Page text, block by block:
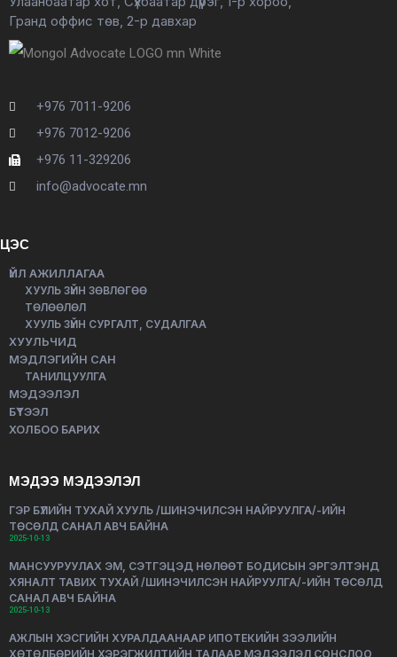
Гранд оффис төв, 2-р давхар
+976 7011-9206
+976 7012-9206
+976 11-329206
info@advocate.mn
ЦЭС
ҮЙЛ АЖИЛЛАГАА
ХУУЛЬ ЗҮЙН ЗӨВЛӨГӨӨ
ТӨЛӨӨЛӨЛ
ХУУЛЬ ЗҮЙН СУРГАЛТ, СУДАЛГАА
ХУУЛЬЧИД
МЭДЛЭГИЙН САН
ТАНИЛЦУУЛГА
МЭДЭЭЛЭЛ
БҮТЭЭЛ
ХОЛБОО БАРИХ
МЭДЭЭ МЭДЭЭЛЭЛ
ГЭР БҮЛИЙН ТУХАЙ ХУУЛЬ /ШИНЭЧИЛСЭН НАЙРУУЛГА/-ИЙН
ТӨСӨЛД САНАЛ АВЧ БАЙНА
2025-10-13
МАНСУУРУУЛАХ ЭМ, СЭТГЭЦЭД НӨЛӨӨТ БОДИСЫН ЭРГЭЛТЭНД
ХЯНАЛТ ТАВИХ ТУХАЙ /ШИНЭЧИЛСЭН НАЙРУУЛГА/-ИЙН ТӨСӨЛД
САНАЛ АВЧ БАЙНА
2025-10-13
АЖЛЫН ХЭСГИЙН ХУРАЛДААНААР ИПОТЕКИЙН ЗЭЭЛИЙН
ХӨТӨЛБӨРИЙН ХЭРЭГЖИЛТИЙН ТАЛААР МЭДЭЭЛЭЛ СОНСЛОО